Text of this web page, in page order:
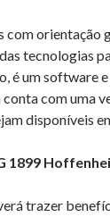
orientação
tecnologias
um software
com uma
disponíveis
1899
trazer